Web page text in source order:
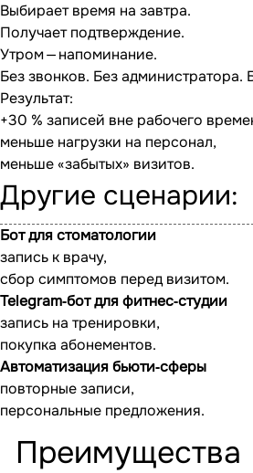
Выбирает время на завтра.
Получает подтверждение.
Утром — напоминание.
Без звонков. Без администратора.
Результат:
+30 % записей вне рабочего
меньше нагрузки на персонал,
меньше «забытых» визитов.
Другие сценарии:
Бот для стоматологии
запись к врачу,
сбор симптомов перед визитом.
Telegram‐бот для фитнес‐студии
запись на тренировки,
покупка абонементов.
Автоматизация бьюти‐сферы
повторные записи,
персональные предложения.
Преимущества